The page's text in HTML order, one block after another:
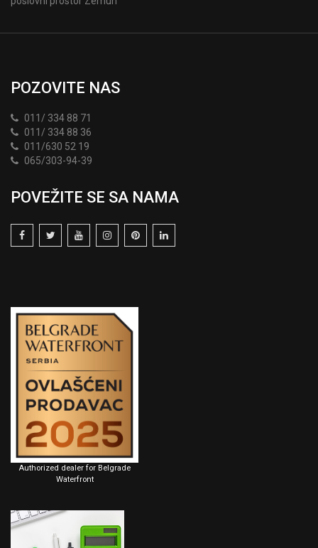
POZOVITE NAS
011/ 334 88 71
011/ 334 88 36
011/630 52 19
065/303-94-39
POVEŽITE SE SA NAMA
Authorized dealer for Belgrade
Waterfront